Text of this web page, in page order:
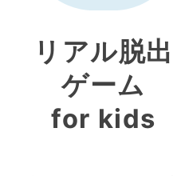
リアル脱出
ゲーム
for kids